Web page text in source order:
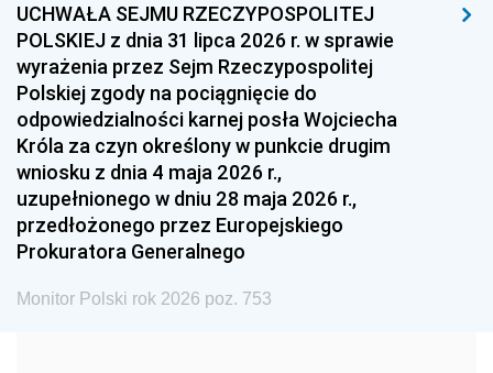
1996 1995 1994
1993 1992 1991
1990 1989
1987 1986 1985
1984 1983
1981 1980 1979
1978 1977
1975 1974
UCHWAŁA SEJMU RZECZYPOSPOLITEJ
POLSKIEJ z dnia 31 lipca 2026 r. w sprawie
wyrażenia przez Sejm Rzeczypospolitej
Polskiej zgody na pociągnięcie do
odpowiedzialności karnej posła Wojciecha
Króla za czyn określony w punkcie drugim
wniosku z dnia 4 maja 2026 r.,
uzupełnionego w dniu 28 maja 2026 r.,
przedłożonego przez Europejskiego
Prokuratora Generalnego
Monitor Polski rok 2026 poz. 753